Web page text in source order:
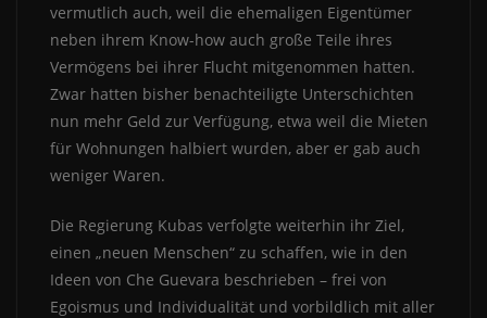
vermutlich auch, weil die ehemaligen Eigentümer
neben ihrem Know-how auch große Teile ihres
Vermögens bei ihrer Flucht mitgenommen hatten.
Zwar hatten bisher benachteiligte Unterschichten
nun mehr Geld zur Verfügung, etwa weil die Mieten
für Wohnungen halbiert wurden, aber er gab auch
weniger Waren.
Die Regierung Kubas verfolgte weiterhin ihr Ziel,
einen „neuen Menschen“ zu schaffen, wie in den
Ideen von Che Guevara beschrieben – frei von
Egoismus und Individualität und vorbildlich mit aller